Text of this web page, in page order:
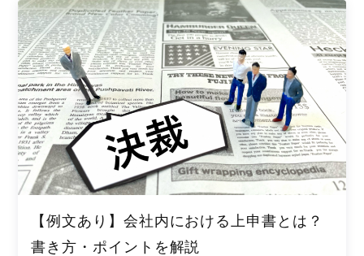
【例文あり】会社内における上申書とは？
書き方・ポイントを解説